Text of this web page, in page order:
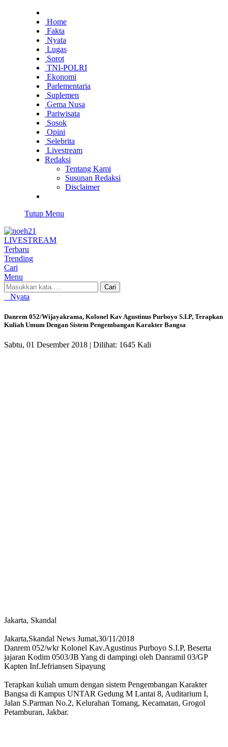
Home
Fakta
Nyata
Lugas
Sorot
TNI-POLRI
Ekonomi
Parlementaria
Suplemen
Gema Nusa
Pariwisata
Sosok
Opini
Selebrita
Livestream
Redaksi
Tentang Kami
Susunan Redaksi
Disclaimer
Tutup Menu
LIVESTREAM
Terbaru
Trending
Cari
Menu
Cari
Nyata
Danrem 052/Wijayakrama, Kolonel Kav Agustinus Purboyo S.I.P, Terapkan
Kuliah Umum Dengan Sistem Pengembangan Karakter Bangsa
Sabtu, 01 Desember 2018 | Dilihat: 1645 Kali
Jakarta, Skandal
Jakarta,Skandal News Jumat,30/11/2018
Danrem 052/wkr Kolonel Kav.Agustinus Purboyo S.I.P, Beserta
jajaran Kodim 0503/JB Yang di dampingi oleh Danramil 03/GP
Kapten Inf.Jefriansen Sipayung
Terapkan kuliah umum dengan sistem Pengembangan Karakter
Bangsa di Kampus UNTAR Gedung M Lantai 8, Auditarium I,
Jalan S.Parman No.2, Kelurahan Tomang, Kecamatan, Grogol
Petamburan, Jakbar.